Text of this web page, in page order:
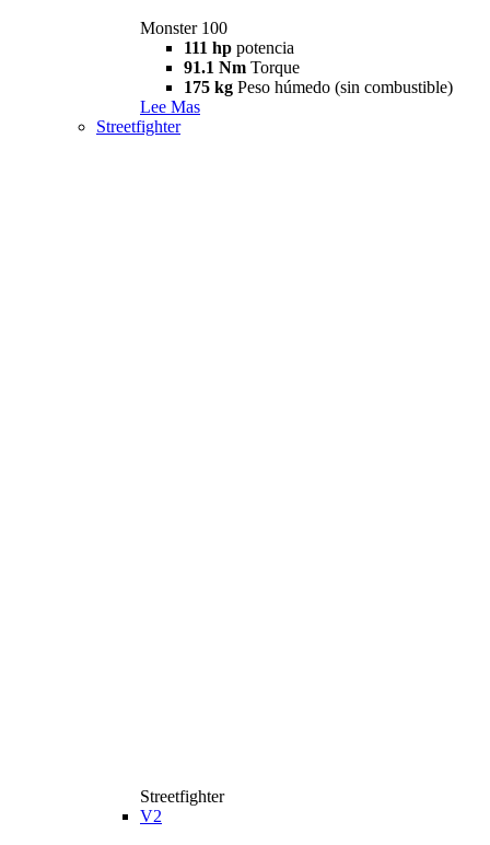
Monster 100
111 hp potencia
91.1 Nm Torque
175 kg Peso húmedo (sin combustible)
Lee Mas
Streetfighter
Streetfighter
V2